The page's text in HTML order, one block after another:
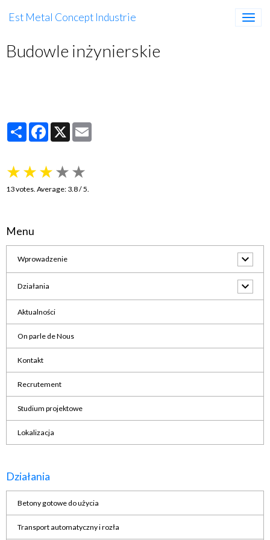
Est Metal Concept Industrie
Budowle inżynierskie
PartagerFacebook
X
★★★★★
13votes. Average: 3.8/ 5.
Menu
Wprowadzenie
Działania
Aktualności
On parle de Nous
Kontakt
Recrutement
Studium projektowe
Lokalizacja
Działania
Betony gotowe do użycia
Transport automatyczny i rozła